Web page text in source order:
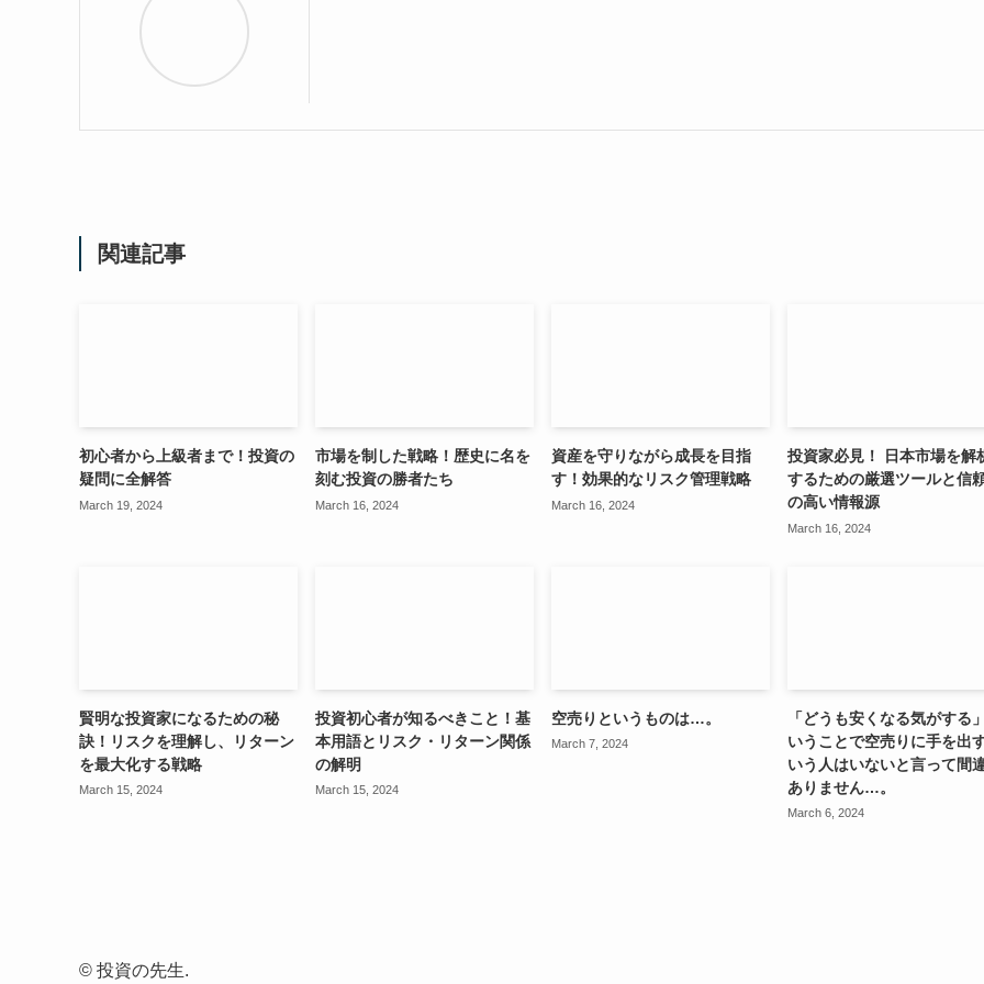
関連記事
初心者から上級者まで！投資の
疑問に全解答
March 19, 2024
市場を制した戦略！歴史に名を
刻む投資の勝者たち
March 16, 2024
資産を守りながら成長を目指
す！効果的なリスク管理戦略
March 16, 2024
投資家必見！ 日本市場を解
するための厳選ツールと信
の高い情報源
March 16, 2024
賢明な投資家になるための秘
訣！リスクを理解し、リターン
を最大化する戦略
March 15, 2024
投資初心者が知るべきこと！基
本用語とリスク・リターン関係
の解明
March 15, 2024
空売りというものは…。
March 7, 2024
「どうも安くなる気がする
いうことで空売りに手を出
いう人はいないと言って間
ありません…。
March 6, 2024
© 投資の先生.